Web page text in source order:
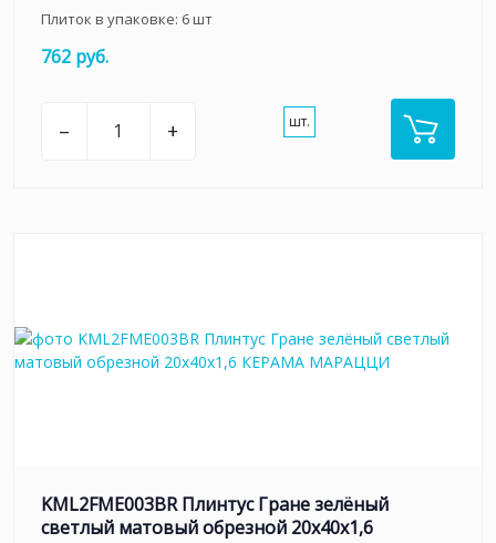
Плиток в упаковке: 6шт
762 руб.
– + шт.
KML2FME003BR Плинтус Гране зелёный
светлый матовый обрезной 20x40x1,6